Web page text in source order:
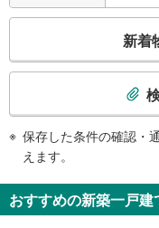
天風会館、日本大学豊山中学
波大学附属視覚特別支援学校
目、目白台２・３丁目、雑司
５出口
羽１・２丁目、大塚１・２丁
６出口
講談社ビル、音羽地域活動セ
台図書館、東京カテドラル聖
２丁目、目白台１−３丁目、関
エスカレータ
・各改札⇔１～４番出口（一
トイレ
《乳幼児用設備》
・護国寺方面改札外
検
知
を
新着
保存した条件の確認・
えます。
おすすめの新築一戸建